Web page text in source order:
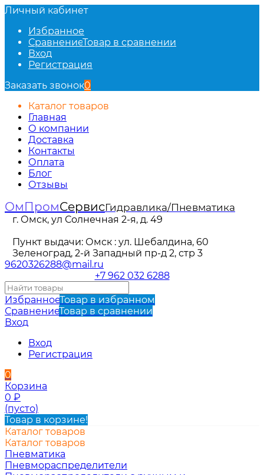
Личный кабинет
Избранное
СравнениеТовар в сравнении
Вход
Регистрация
Заказать звонок0
Каталог товаров
Главная
О компании
Доставка
Контакты
Оплата
Блог
Отзывы
ОмПромСервисГидравлика/Пневматика
г. Омск, ул Солнечная 2-я, д. 49
Пункт выдачи: Омск : ул. Шебалдина, 60
Зеленоград, 2-й Западный пр-д 2, стр 3
9620326288@mail.ru
+7 962 032 6288
ИзбранноеТовар в избранном
СравнениеТовар в сравнении
Вход
Вход
Регистрация
0
Корзина
0 ₽
(пусто)
Товар в корзине!
Каталог товаров
Каталог товаров
Пневматика
Пневмораспределители